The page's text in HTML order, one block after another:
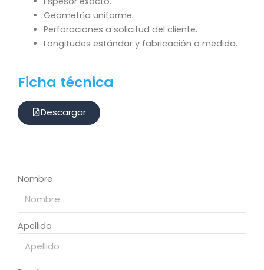
Geometría uniforme.
Perforaciones a solicitud del cliente.
Longitudes estándar y fabricación a medida.
Ficha técnica
Descargar
Nombre
Apellido